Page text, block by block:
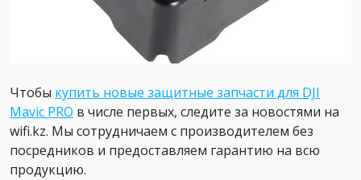
Чтобы купить новые защитные запчасти для DJI
Mavic PRO в числе первых, следите за новостями на
wifi.kz. Мы сотрудничаем с производителем без
посредников и предоставляем гарантию на всю
продукцию.